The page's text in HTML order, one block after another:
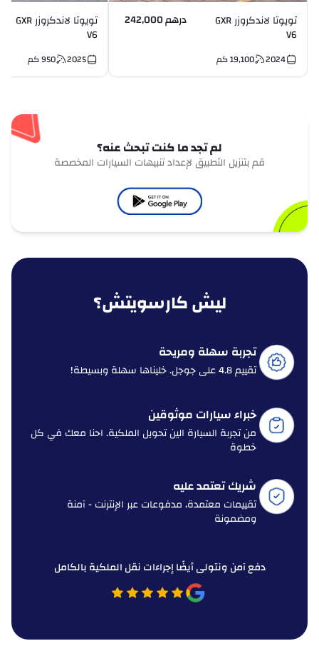
تويوتا لاندكروزر GXR
V6
درهم 242,000
2024
19,100كم
تويوتا لاندكروزر GXR
V6
2025
950كم
لم تجد ما كنت تبحث عنه؟
قم بتنزيل التطبيق لإعداد تنبيهات السيارات المخصصة
ليش كارسويتش؟
تجربة سهلة ومريحة
تقييم 4.8 على جوجل. خليناها سهلة وبسيطة!
خبراء سيارات موثوقين
من تجربة السيارة الين تحويل الملكية. احنا معك في كل
خطوة
شريك تعتمد عليه
تقييمات معتمدة، مدفوعات عبر الإنترنت - آمنة
ومضمونة
دفع آمن ونتولى أيضًا إجراءات نقل الملكية بالكامل